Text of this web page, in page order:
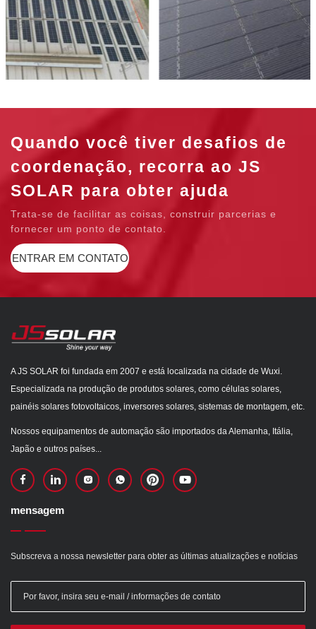
Quando você tiver desafios de
coordenação, recorra ao JS
SOLAR para obter ajuda
Trata-se de facilitar as coisas, construir parcerias e
fornecer um ponto de contato.
ENTRAR EM CONTATO
A JS SOLAR foi fundada em 2007 e está localizada na cidade de Wuxi.
Especializada na produção de produtos solares, como células solares,
painéis solares fotovoltaicos, inversores solares, sistemas de montagem, etc.
Nossos equipamentos de automação são importados da Alemanha, Itália,
Japão e outros países...
mensagem
Subscreva a nossa newsletter para obter as últimas atualizações e notícias